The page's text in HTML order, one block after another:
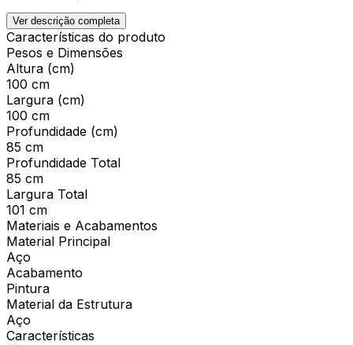
Ver descrição completa
Características do produto
Pesos e Dimensões
Altura (cm)
100 cm
Largura (cm)
100 cm
Profundidade (cm)
85 cm
Profundidade Total
85 cm
Largura Total
101 cm
Materiais e Acabamentos
Material Principal
Aço
Acabamento
Pintura
Material da Estrutura
Aço
Características